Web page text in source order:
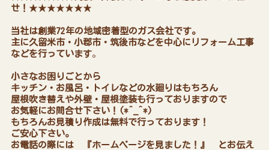
せ！ ★★★★★★★
当社は創業72年の地域密着型のガス会社です。
主に久留米市・小郡市・筑後市などを中心にリフォーム工事
などを行っています。
小さなお困りごとから
キッチン・お風呂・トイレなどの水廻りはもちろん
屋根吹き替えや外壁・屋根塗装も行っておりますので
お気軽にお問合せ下さい！(*^_^*)
もちろんお見積り作成は無料で行っております！
ご安心下さい。
お電話の際には 『ホームページを見ました！』 とお伝え